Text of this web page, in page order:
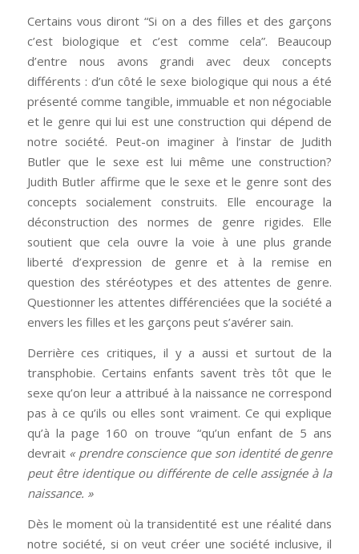
Certains vous diront “Si on a des filles et des garçons
c’est biologique et c’est comme cela”. Beaucoup
d’entre nous avons grandi avec deux concepts
différents : d’un côté le sexe biologique qui nous a été
présenté comme tangible, immuable et non négociable
et le genre qui lui est une construction qui dépend de
notre société. Peut-on imaginer à l’instar de Judith
Butler que le sexe est lui même une construction?
Judith Butler affirme que le sexe et le genre sont des
concepts socialement construits. Elle encourage la
déconstruction des normes de genre rigides. Elle
soutient que cela ouvre la voie à une plus grande
liberté d’expression de genre et à la remise en
question des stéréotypes et des attentes de genre.
Questionner les attentes différenciées que la société a
envers les filles et les garçons peut s’avérer sain.
Derrière ces critiques, il y a aussi et surtout de la
transphobie. Certains enfants savent très tôt que le
sexe qu’on leur a attribué à la naissance ne correspond
pas à ce qu’ils ou elles sont vraiment. Ce qui explique
qu’à la page 160 on trouve “qu’un enfant de 5 ans
devrait « prendre conscience que son identité de genre
peut être identique ou différente de celle assignée à la
naissance. »
Dès le moment où la transidentité est une réalité dans
notre société, si on veut créer une société inclusive, il